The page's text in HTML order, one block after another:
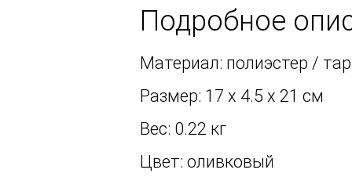
Подробное
Материал: полиэстер /
Размер: 17 х 4.5 х 21 см
Вес: 0.22 кг
Цвет: оливковый